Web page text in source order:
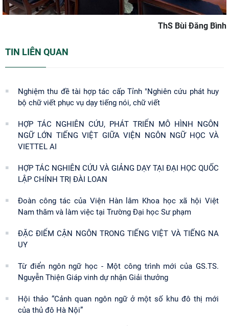
ThS Bùi Đăng Bình
TIN LIÊN QUAN
Nghiệm thu đề tài hợp tác cấp Tỉnh "Nghiên cứu phát huy
bộ chữ viết phục vụ dạy tiếng nói, chữ viết
HỢP TÁC NGHIÊN CỨU, PHÁT TRIỂN MÔ HÌNH NGÔN
NGỮ LỚN TIẾNG VIỆT GIỮA VIỆN NGÔN NGỮ HỌC VÀ
VIETTEL AI
HỢP TÁC NGHIÊN CỨU VÀ GIẢNG DẠY TẠI ĐẠI HỌC QUỐC
LẬP CHÍNH TRỊ ĐÀI LOAN
Đoàn công tác của Viện Hàn lâm Khoa học xã hội Việt
Nam thăm và làm việc tại Trường Đại học Sư phạm
ĐẶC ĐIỂM CẬN NGÔN TRONG TIẾNG VIỆT VÀ TIẾNG NA
UY
Từ điển ngôn ngữ học - Một công trình mới của GS.TS.
Nguyễn Thiện Giáp vinh dự nhận Giải thưởng
Hội thảo “Cảnh quan ngôn ngữ ở một số khu đô thị mới
của thủ đô Hà Nội”